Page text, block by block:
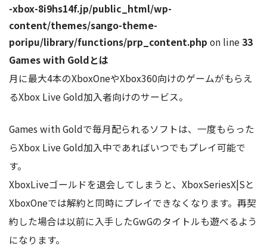
-xbox-8i9hs14f.jp/public_html/wp-
content/themes/sango-theme-
poripu/library/functions/prp_content.php on line33
Games with Goldとは
月に最大4本のXboxOneやXbox360向けのゲームがもらえ
るXbox Live Gold加入者向けのサービス。
Games with Goldで毎月配られるソフトは、一度もらった
らXbox Live Gold加入中であればいつでもプレイ可能で
す。
XboxLiveゴールドを退会してしまうと、XboxSeriesX|Sと
XboxOneでは解約と同時にプレイできなくなります。再契
約した場合は以前に入手したGwGのタイトルも遊べるよう
になります。